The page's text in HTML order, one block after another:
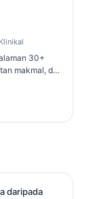
30+
makmal, dan
Persatuan
analisis
dan
daripada